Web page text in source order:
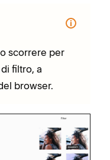
scorrere per
filtro, a
browser.